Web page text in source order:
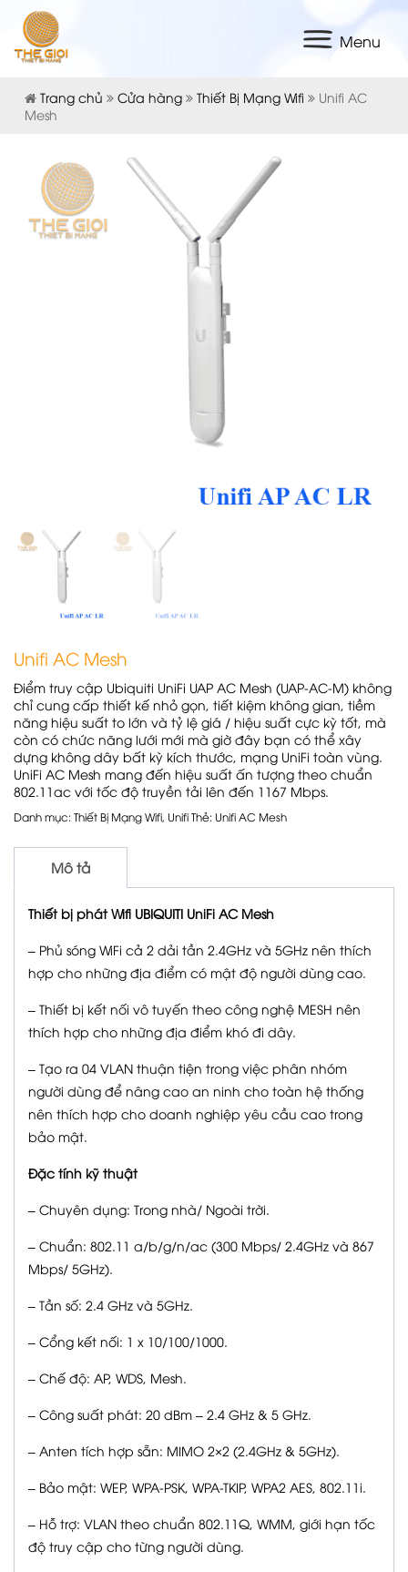
Menu
Trang chủ Cửa hàng Thiết Bị Mạng Wifi
Unifi AC
Mesh
Unifi AC Mesh
Điểm truy cập Ubiquiti UniFi UAP AC Mesh (UAP-AC-M) không
chỉ cung cấp thiết kế nhỏ gọn, tiết kiệm không gian, tiềm
năng hiệu suất to lớn và tỷ lệ giá / hiệu suất cực kỳ tốt, mà
còn có chức năng lưới mới mà giờ đây bạn có thể xây
dựng không dây bất kỳ kích thước, mạng UniFi toàn vùng.
UniFi AC Mesh mang đến hiệu suất ấn tượng theo chuẩn
802.11ac với tốc độ truyền tải lên đến 1167 Mbps.
Danh mục:Thiết Bị Mạng Wifi, UnifiThẻ:Unifi AC Mesh
Mô tả
Thiết bị phát Wifi UBIQUITI UniFi AC Mesh
– Phủ sóng WiFi cả 2 dải tần 2.4GHz và 5GHz nên thích
hợp cho những địa điểm có mật độ người dùng cao.
– Thiết bị kết nối vô tuyến theo công nghệ MESH nên
thích hợp cho những địa điểm khó đi dây.
– Tạo ra 04 VLAN thuận tiện trong việc phân nhóm
người dùng để nâng cao an ninh cho toàn hệ thống
nên thích hợp cho doanh nghiệp yêu cầu cao trong
bảo mật.
Đặc tính kỹ thuật
– Chuyên dụng: Trong nhà/ Ngoài trời.
– Chuẩn: 802.11 a/b/g/n/ac (300 Mbps/ 2.4GHz và 867
Mbps/ 5GHz).
– Tần số: 2.4 GHz và 5GHz.
– Cổng kết nối: 1 x 10/100/1000.
– Chế độ: AP, WDS, Mesh.
– Công suất phát: 20 dBm – 2.4 GHz & 5 GHz.
– Anten tích hợp sẵn: MIMO 2×2 (2.4GHz & 5GHz).
– Bảo mật: WEP, WPA-PSK, WPA-TKIP, WPA2 AES, 802.11i.
– Hỗ trợ: VLAN theo chuẩn 802.11Q, WMM, giới hạn tốc
độ truy cập cho từng người dùng.